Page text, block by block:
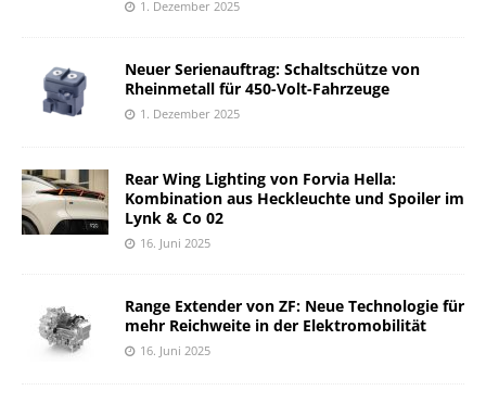
1. Dezember 2025
Neuer Serienauftrag: Schaltschütze von
Rheinmetall für 450-Volt-Fahrzeuge
1. Dezember 2025
Rear Wing Lighting von Forvia Hella:
Kombination aus Heckleuchte und Spoiler im
Lynk & Co 02
16. Juni 2025
Range Extender von ZF: Neue Technologie für
mehr Reichweite in der Elektromobilität
16. Juni 2025